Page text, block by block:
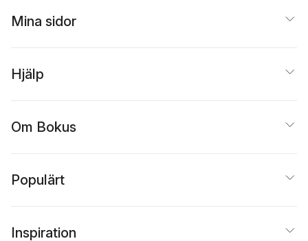
Mina sidor
Hjälp
Om Bokus
Populärt
Inspiration